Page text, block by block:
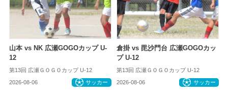
山本 vs NK 広瀬GOGOカップ U-
12
第13回 広瀬ＧＯＧＯカップ U-12
2026-08-06 サッカー
倉掛 vs 毘沙門台 広瀬GOGOカッ
プ U-12
第13回 広瀬ＧＯＧＯカップ U-12
2026-08-06 サッカー